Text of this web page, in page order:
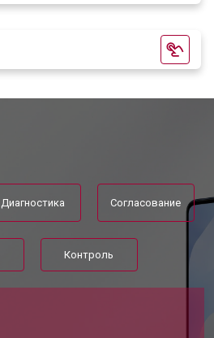
Диагностика Согласование
Контроль